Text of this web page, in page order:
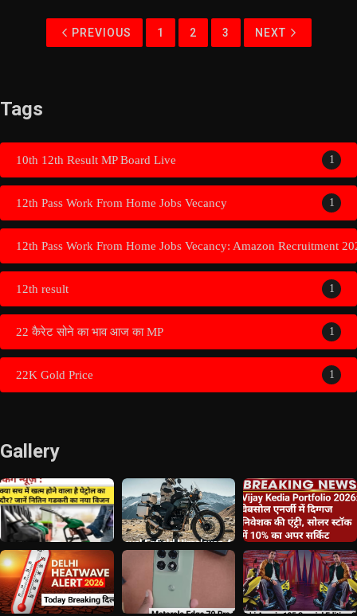
PREVIOUS 1 2 3 NEXT
Tags
10th 12th Result MP Board Live 1
12th Pass Work From Home Jobs Vecancy 1
12th Pass Work From Home Jobs Vecancy: Amazon Recruitment
12th result 1
22 कैरेट सोने का भाव आज का MP 1
22K Gold Price 1
Gallery